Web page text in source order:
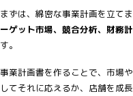
まずは、綿密な事業計画を立て
ーゲット市場、競合分析、財務
す。
事業計画書を作ることで、市場
してそれに応えるか、店舗を成